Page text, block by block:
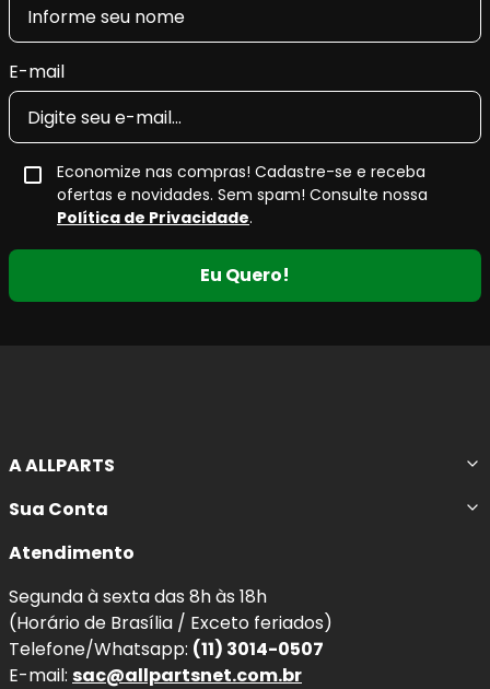
E-mail
Economize nas compras! Cadastre-se e receba
ofertas e novidades. Sem spam! Consulte nossa
Eu Quero!
Atendimento
Segunda à sexta das 8h às 18h
(Horário de Brasília / Exceto feriados)
Telefone/Whatsapp:(11) 3014-0507
E-mail:sac@allpartsnet.com.br